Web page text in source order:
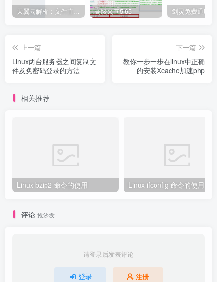
天翼云解析：文件直链获取源码 高级火气5.65
上一篇
Linux两台服务器之间复制文
件及免密码登录的方法
下一篇
教你一步一步在linux中正确
的安装Xcache加速php
相关推荐
Linux bzip2 命令的使用 Linux ifconfig 命令的使用
评论 抢沙发
请登录后发表评论
登录 注册